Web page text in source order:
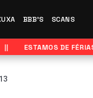
BBB'S SCANS
ESTAMOS DE FÉRIAS -